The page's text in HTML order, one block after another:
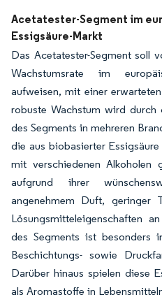
Acetatester-Segment im
Essigsäure-Markt
Das Acetatester-Segment soll
Wachstumsrate im
aufweisen, mit einer
robuste Wachstum wird durch
des Segments in mehreren
die aus biobasierter
mit verschiedenen Alkoholen
aufgrund ihrer
angenehmem Duft, geringer
Lösungsmitteleigenschaften
des Segments ist besonders
Beschichtungs- sowie
Darüber hinaus spielen diese
als Aromastoffe in